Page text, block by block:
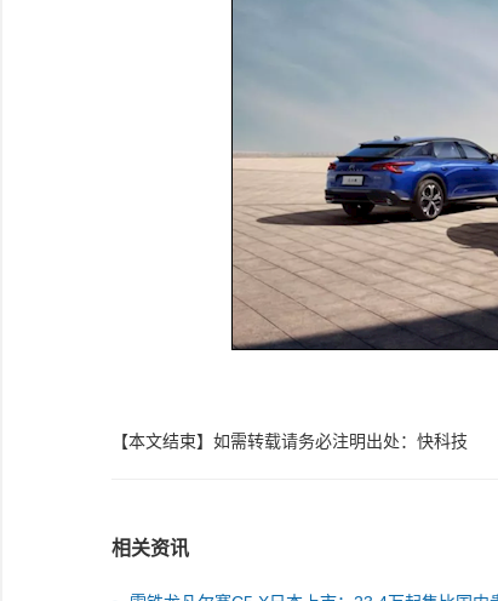
【本文结束】如需转载请务必注明出处：快科技
相关资讯